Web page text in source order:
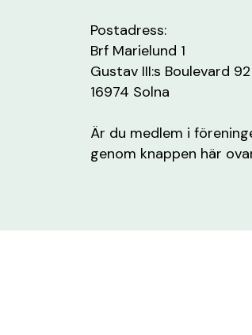
Postadress:
Brf Marielund 1
Gustav III:s Boulevard 92
16974 Solna
Är du medlem i
genom knappen här